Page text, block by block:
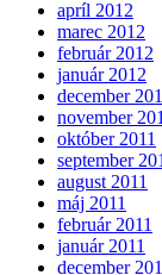
apríl 2012
marec 2012
február 2012
január 2012
december
november
október 2011
september
august 2011
máj 2011
február 2011
január 2011
december